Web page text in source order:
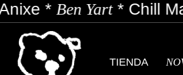
Ben Yart*Chill Mafia*
TIENDA